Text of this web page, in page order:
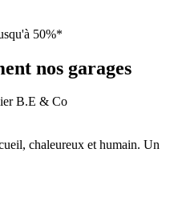
50%*
nos garages
B.E & Co
chaleureux et humain. Un